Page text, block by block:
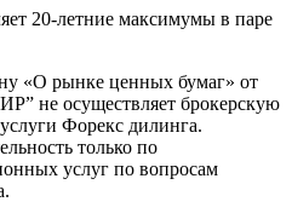
20-летние максимумы в паре
«О рынке ценных бумаг» от
не осуществляет брокерскую
Форекс дилинга.
только по
услуг по вопросам